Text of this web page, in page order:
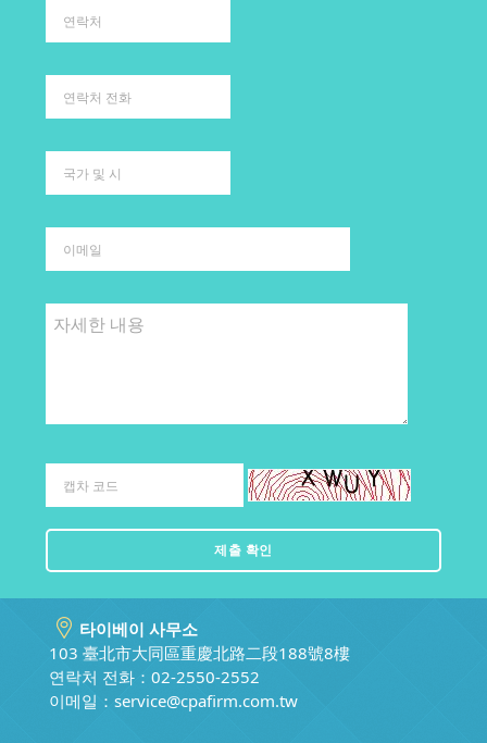
타이베이 사무소
103 臺北市大同區重慶北路二段188號8樓
연락처 전화：02-2550-2552
이메일： service@cpafirm.com.tw